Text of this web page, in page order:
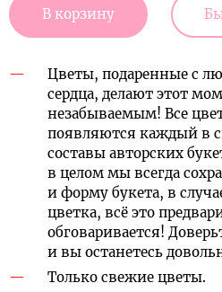
В корзину
Цветы, подаренные с
сердца, делают этот
незабываемым! Все
появляются каждый в
составы авторских
в целом мы всегда
и форму букета, в
цветка, всё это
обговаривается!
и вы останетесь
Только свежие цветы.